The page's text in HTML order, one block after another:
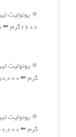
۱۶۰۰گرم ⬅️۱,۱۰۰,۰۰۰ ریال
گرم ⬅️۱,۱۵۰,۰۰۰ ریال
گرم ⬅️۱,۲۰۰,۰۰۰ ریال